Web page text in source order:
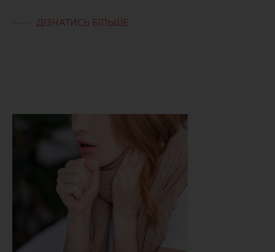
ДІЗНАТИСЬ БІЛЬШЕ